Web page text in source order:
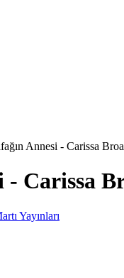
Annesi - Carissa
- Carissa